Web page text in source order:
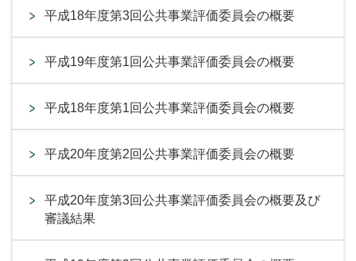
平成18年度第3回公共事業評価委員会の概要
平成19年度第1回公共事業評価委員会の概要
平成18年度第1回公共事業評価委員会の概要
平成20年度第2回公共事業評価委員会の概要
平成20年度第3回公共事業評価委員会の概要及び
審議結果